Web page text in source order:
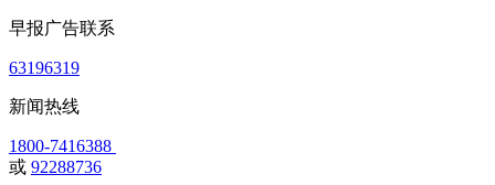
早报广告联系
63196319
新闻热线
1800-7416388
或 92288736